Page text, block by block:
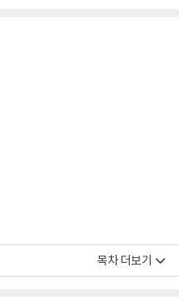
목차 더보기